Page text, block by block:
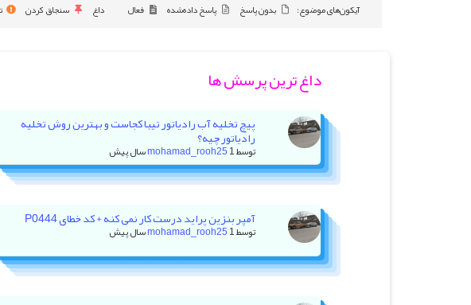
آیکون‌های موضوع:
بدون پاسخ پاسخ داده‌شده فعال داغ سنجاق کردن
داغ ترین پرسش ها
پیچ تخلیه آب رادیاتور تیبا کجاست و بهترین روش تخلیه
رادیاتور چیه؟
توسط mohamad_rooh251 سال پیش
آمپر بنزین پراید درست کار نمی کنه + کد خطای P0444
توسط mohamad_rooh251 سال پیش